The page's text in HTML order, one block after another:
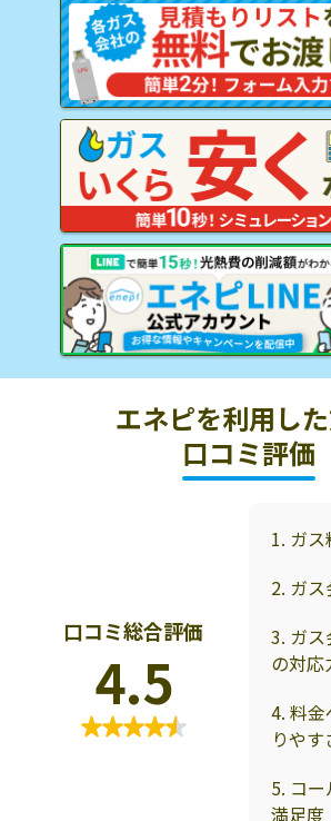
エネピを利用し
口コミ評価
口コミ総合評価
4.5
1. ガ
2. ガ
3. ガ
の対応
4. 料
りやす
5. コ
満足度